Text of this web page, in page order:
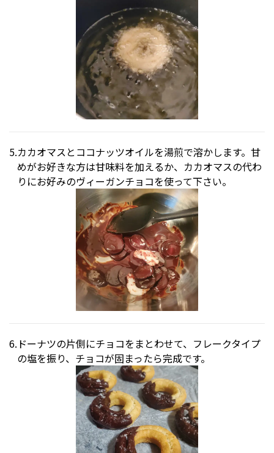
カカオマスとココナッツオイルを湯煎で溶かします。甘
めがお好きな方は甘味料を加えるか、カカオマスの代わ
りにお好みのヴィーガンチョコを使って下さい。
ドーナツの片側にチョコをまとわせて、フレークタイプ
の塩を振り、チョコが固まったら完成です。